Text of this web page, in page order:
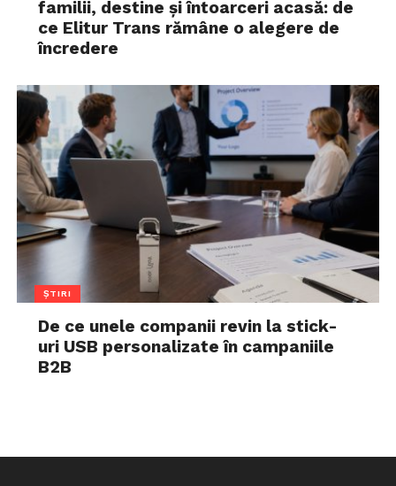
familii, destine și întoarceri acasă: de
ce Elitur Trans rămâne o alegere de
încredere
ȘTIRI
De ce unele companii revin la stick-
uri USB personalizate în campaniile
B2B